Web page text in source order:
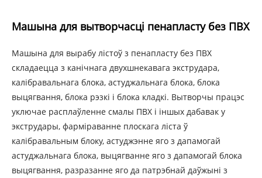
Машына для вытворчасці пенапласту без ПВХ
Машына для вырабу лістоў з пенапласту без ПВХ
складаецца з канічнага двухшнекавага экструдара,
калібравальнага блока, астуджальнага блока, блока
выцягвання, блока рэзкі і блока кладкі. Вытворчы працэс
уключае расплаўленне смалы ПВХ і іншых дабавак у
экструдары, фарміраванне плоскага ліста ў
калібравальным блоку, астуджэнне яго з дапамогай
астуджальнага блока, выцягванне яго з дапамогай блока
выцягвання, разразанне яго да патрэбнай даўжыні з